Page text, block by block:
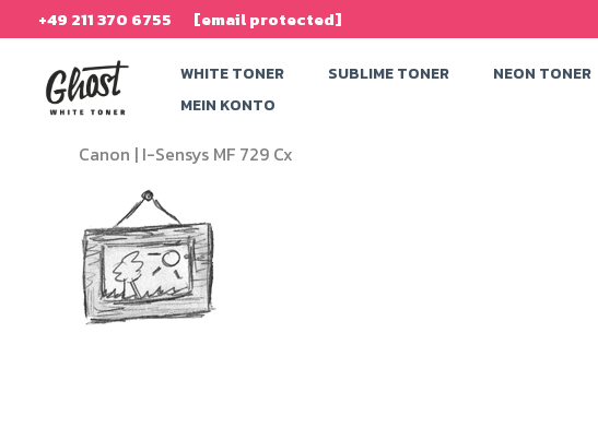
Inhalt
springen
+49 211 370 6755 [email protected]
WHITE TONER SUBLIME TONER NEON TONER
MEIN KONTO
Canon | I-Sensys MF 729 Cx